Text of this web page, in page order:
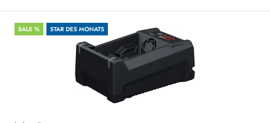
SALE % STAR DES MONATS